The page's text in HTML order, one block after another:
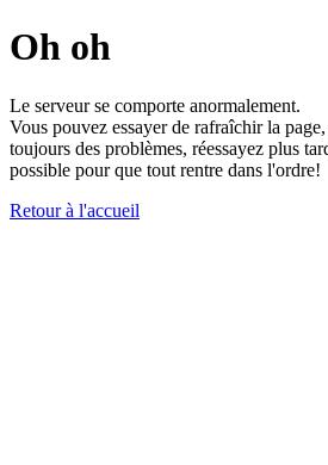
Oh oh
Le serveur se comporte anormalement.
Vous pouvez essayer de rafraîchir la
toujours des problèmes, réessayez plus
possible pour que tout rentre dans l'ordre!
Retour à l'accueil